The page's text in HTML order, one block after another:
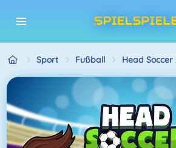
Sport Fußball Head Soccer